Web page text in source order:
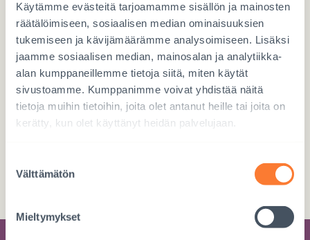
Käytämme evästeitä tarjoamamme sisällön ja mainosten
räätälöimiseen, sosiaalisen median ominaisuuksien
tukemiseen ja kävijämäärämme analysoimiseen. Lisäksi
jaamme sosiaalisen median, mainosalan ja analytiikka-
alan kumppaneillemme tietoja siitä, miten käytät
sivustoamme. Kumppanimme voivat yhdistää näitä
tietoja muihin tietoihin, joita olet antanut heille tai joita on
kerätty, kun olet käyttänyt heidän palvelujaan.
valinta
Välttämätön
Mieltymykset
Lahjoita verkossa
LAHJOITA TÄSTÄ